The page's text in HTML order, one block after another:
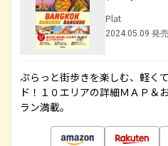
Plat
2024.05.09 発売
ぷらっと街歩きを楽しむ、軽く
ド！１０エリアの詳細ＭＡＰ＆
ラン満載。